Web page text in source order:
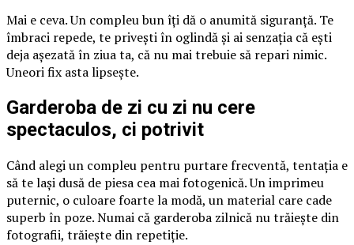
Mai e ceva. Un compleu bun îți dă o anumită siguranță. Te
îmbraci repede, te privești în oglindă și ai senzația că ești
deja așezată în ziua ta, că nu mai trebuie să repari nimic.
Uneori fix asta lipsește.
Garderoba de zi cu zi nu cere
spectaculos, ci potrivit
Când alegi un compleu pentru purtare frecventă, tentația e
să te lași dusă de piesa cea mai fotogenică. Un imprimeu
puternic, o culoare foarte la modă, un material care cade
superb în poze. Numai că garderoba zilnică nu trăiește din
fotografii, trăiește din repetiție.